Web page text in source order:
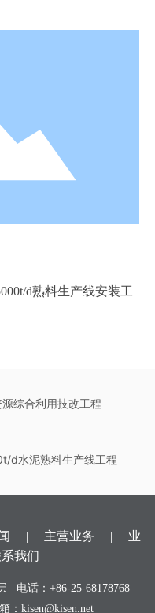
d熟料生产线安装工
综合利用技改工程
d水泥熟料生产线工程
| 主营业务 | 业
我们
电话：+86-25-68178768
： kisen@kisen.net